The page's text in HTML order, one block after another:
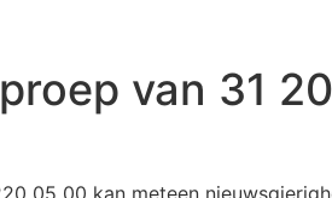
van 31 20
05 00 kan meteen